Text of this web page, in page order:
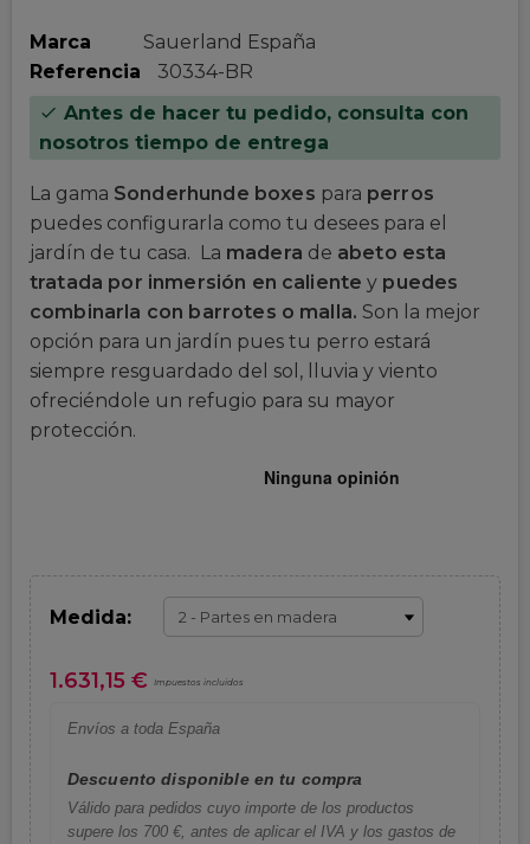
Marca
Sauerland España
Referencia
30334-BR
check Antes de hacer tu pedido, consulta con
nosotros tiempo de entrega
La gama Sonderhunde boxes para perros
puedes configurarla como tu desees para el
jardín de tu casa. La madera de abeto esta
tratada por inmersión en calientey puedes
combinarla con barrotes o malla. Son la mejor
opción para un jardín pues tu perro estará
siempre resguardado del sol, lluvia y viento
ofreciéndole un refugio para su mayor
protección.
Medida:
1.631,15 € Impuestos incluidos
Envíos a toda España
Descuento disponible en tu compra
Válido para pedidos cuyo importe de los productos
supere los 700 €, antes de aplicar el IVA y los gastos de